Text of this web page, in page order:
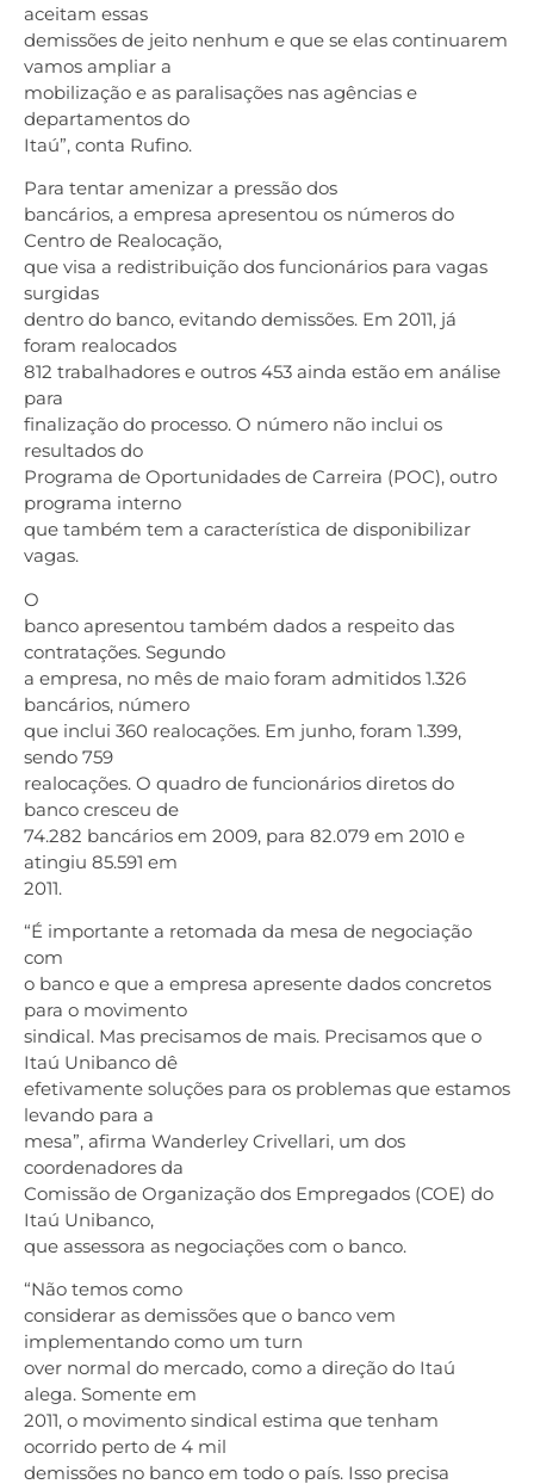
aceitam essas
demissões de jeito nenhum e que se elas continuarem
vamos ampliar a
mobilização e as paralisações nas agências e
departamentos do
Itaú”, conta Rufino.
Para tentar amenizar a pressão dos
bancários, a empresa apresentou os números do
Centro de Realocação,
que visa a redistribuição dos funcionários para vagas
surgidas
dentro do banco, evitando demissões. Em 2011, já
foram realocados
812 trabalhadores e outros 453 ainda estão em análise
para
finalização do processo. O número não inclui os
resultados do
Programa de Oportunidades de Carreira (POC), outro
programa interno
que também tem a característica de disponibilizar
vagas.
O
banco apresentou também dados a respeito das
contratações. Segundo
a empresa, no mês de maio foram admitidos 1.326
bancários, número
que inclui 360 realocações. Em junho, foram 1.399,
sendo 759
realocações. O quadro de funcionários diretos do
banco cresceu de
74.282 bancários em 2009, para 82.079 em 2010 e
atingiu 85.591 em
2011.
“É importante a retomada da mesa de negociação
com
o banco e que a empresa apresente dados concretos
para o movimento
sindical. Mas precisamos de mais. Precisamos que o
Itaú Unibanco dê
efetivamente soluções para os problemas que estamos
levando para a
mesa”, afirma Wanderley Crivellari, um dos
coordenadores da
Comissão de Organização dos Empregados (COE) do
Itaú Unibanco,
que assessora as negociações com o banco.
“Não temos como
considerar as demissões que o banco vem
implementando como um turn
over normal do mercado, como a direção do Itaú
alega. Somente em
2011, o movimento sindical estima que tenham
ocorrido perto de 4 mil
demissões no banco em todo o país. Isso precisa